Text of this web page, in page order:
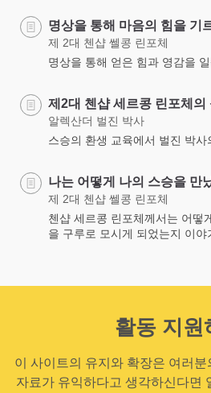
명상을 통해 마음의 힘을 기
제 2대 첸샵 쎌콩 린포체
명상을 통해 얻은 힘과 영감을
제2대 첸샵 세르콩 린포체의
알렉산더 벌진 박사
스승의 환생 교육에서 벌진 박사
나는 어떻게 나의 스승을 만
제 2대 첸샵 쎌콩 린포체
첸샵 세르콩 린포체께서는 어떻
을 구루로 모시게 되었는지 이야
활동 지원
이 사이트의 유지와 확장은 여러
자료가 유익하다고 생각하신다면